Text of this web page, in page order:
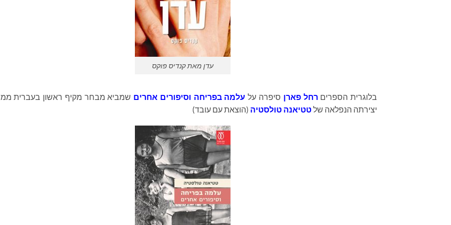
עדן מאת קנדיס פוקס
בלוגרית הספרים רחל פארן סיפרה על עלמה בפריחה וסיפורים אחרים שמביא מבחר מקיף ראשון בעברית
יצירתה הנפלאה שלטטיאנה טולסטיה (הוצאת עם עובד)